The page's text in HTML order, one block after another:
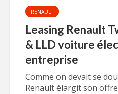
RENAULT
Leasing Renault
& LLD voiture
entreprise
Comme on devait se
Renault élargit son offre